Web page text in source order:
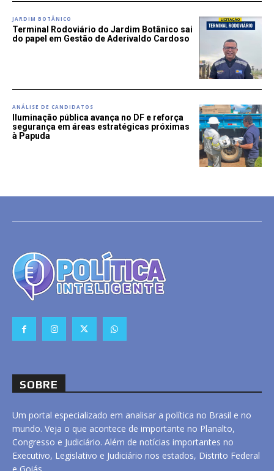
JARDIM BOTÂNICO
Terminal Rodoviário do Jardim Botânico sai
do papel em Gestão de Aderivaldo Cardoso
ANÁLISE DE CANDIDATOS
Iluminação pública avança no DF e reforça
segurança em áreas estratégicas próximas
à Papuda
SOBRE
Um portal especializado em analisar a política no Brasil e no
mundo. Veja o que acontece de importante no Planalto,
Congresso e Judiciário. Além de notícias importantes no
Executivo, Legislativo e Judiciário nos estados, Distrito Federal